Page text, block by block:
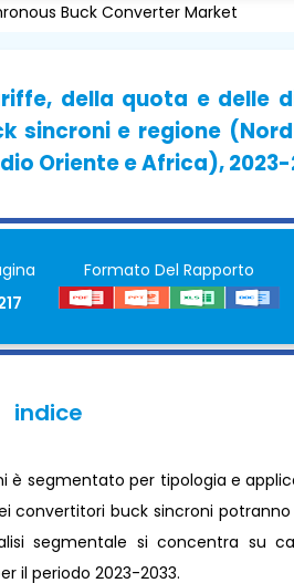
Buck Converter Market
della quota e delle
sincroni e regione
Oriente e Africa), 2023-
Formato Del Rapporto
indice
segmentato per tipologia e
convertitori buck sincroni
segmentale si concentra su
il periodo 2023-2033.